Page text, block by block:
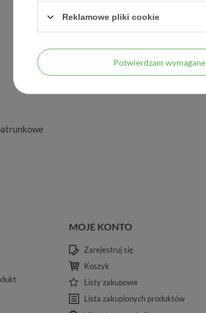
MOJE KONTO
Zarejestruj się
Koszyk
Listy zakupowe
Lista zakupionych produktów
Reklamowe pliki cookie
Potwierdzam wymagane